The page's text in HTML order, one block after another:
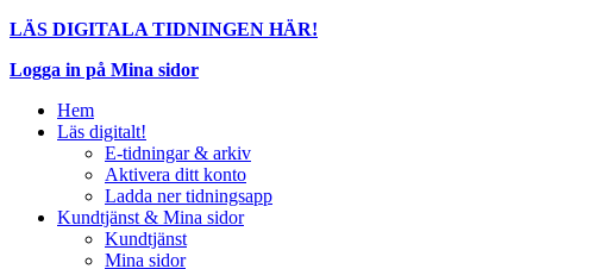
LÄS DIGITALA TIDNINGEN HÄR!
Logga in på Mina sidor
Hem
Läs digitalt!
E-tidningar & arkiv
Aktivera ditt konto
Ladda ner tidningsapp
Kundtjänst & Mina sidor
Kundtjänst
Mina sidor